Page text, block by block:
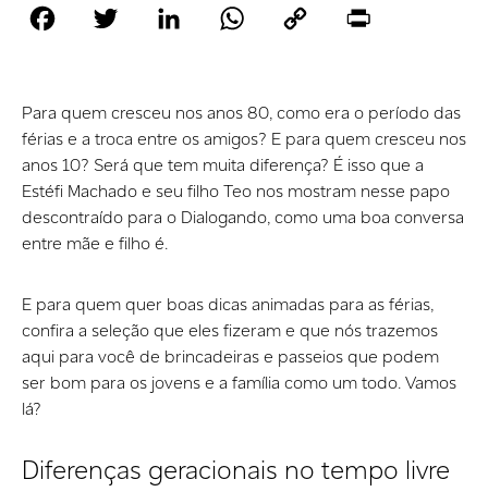
Facebook Twitter LinkedIn WhatsAppCopy
Para quem cresceu nos anos 80, como era o período das
férias e a troca entre os amigos? E para quem cresceu nos
anos 10? Será que tem muita diferença? É isso que a
Estéfi Machado e seu filho Teo nos mostram nesse papo
descontraído para o Dialogando, como uma boa conversa
entre mãe e filho é.
E para quem quer boas dicas animadas para as férias,
confira a seleção que eles fizeram e que nós trazemos
aqui para você de brincadeiras e passeios que podem
ser bom para os jovens e a família como um todo. Vamos
lá?
Diferenças geracionais no tempo livre